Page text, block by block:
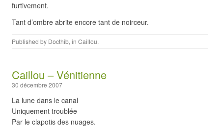
furtivement.
Tant d’ombre abrite encore tant de noirceur.
Published by Docthib, in Caillou.
Caillou – Vénitienne
30 décembre 2007
La lune dans le canal
Uniquement troublée
Par le clapotis des nuages.